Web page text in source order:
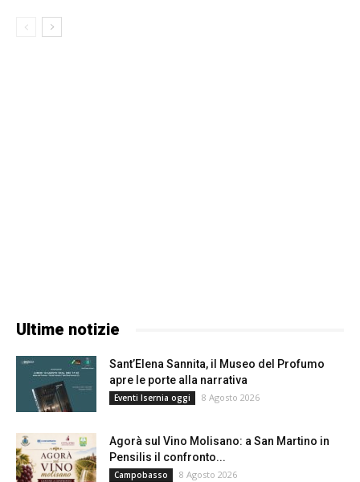
Ultime notizie
Sant’Elena Sannita, il Museo del Profumo
apre le porte alla narrativa
Eventi Isernia oggi 8 Agosto 2026
Agorà sul Vino Molisano: a San Martino in
Pensilis il confronto...
Campobasso 8 Agosto 2026